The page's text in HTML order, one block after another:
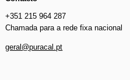
+351 215 964 287
Chamada para a rede fixa nacional
geral@puracal.pt